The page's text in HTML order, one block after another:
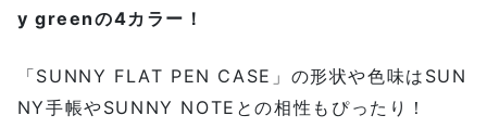
y greenの4カラー！
「SUNNY FLAT PEN CASE」の形状や色味はSUN
NY手帳やSUNNY NOTEとの相性もぴったり！